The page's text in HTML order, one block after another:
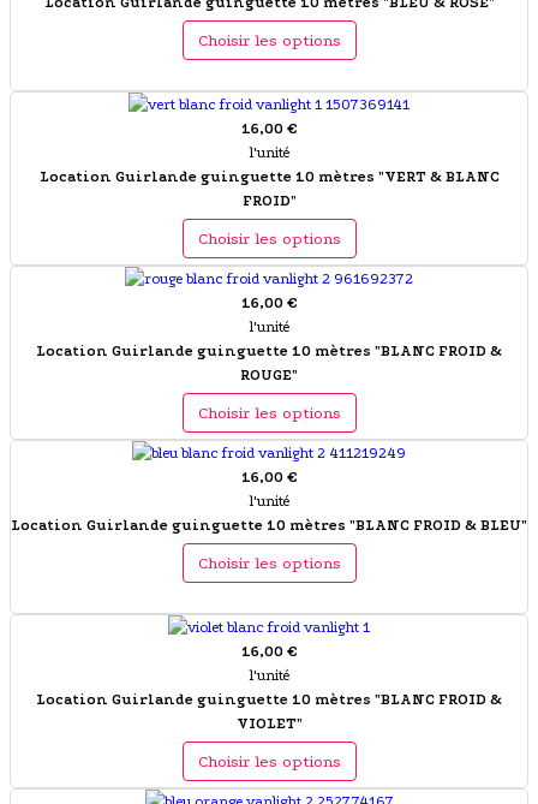
Choisir les options
16,00 €
l'unité
Location Guirlande guinguette 10 mètres "VERT & BLANC
FROID"
Choisir les options
16,00 €
l'unité
Location Guirlande guinguette 10 mètres "BLANC FROID &
ROUGE"
Choisir les options
16,00 €
l'unité
Location Guirlande guinguette 10 mètres "BLANC FROID & BLEU"
Choisir les options
16,00 €
l'unité
Location Guirlande guinguette 10 mètres "BLANC FROID &
VIOLET"
Choisir les options